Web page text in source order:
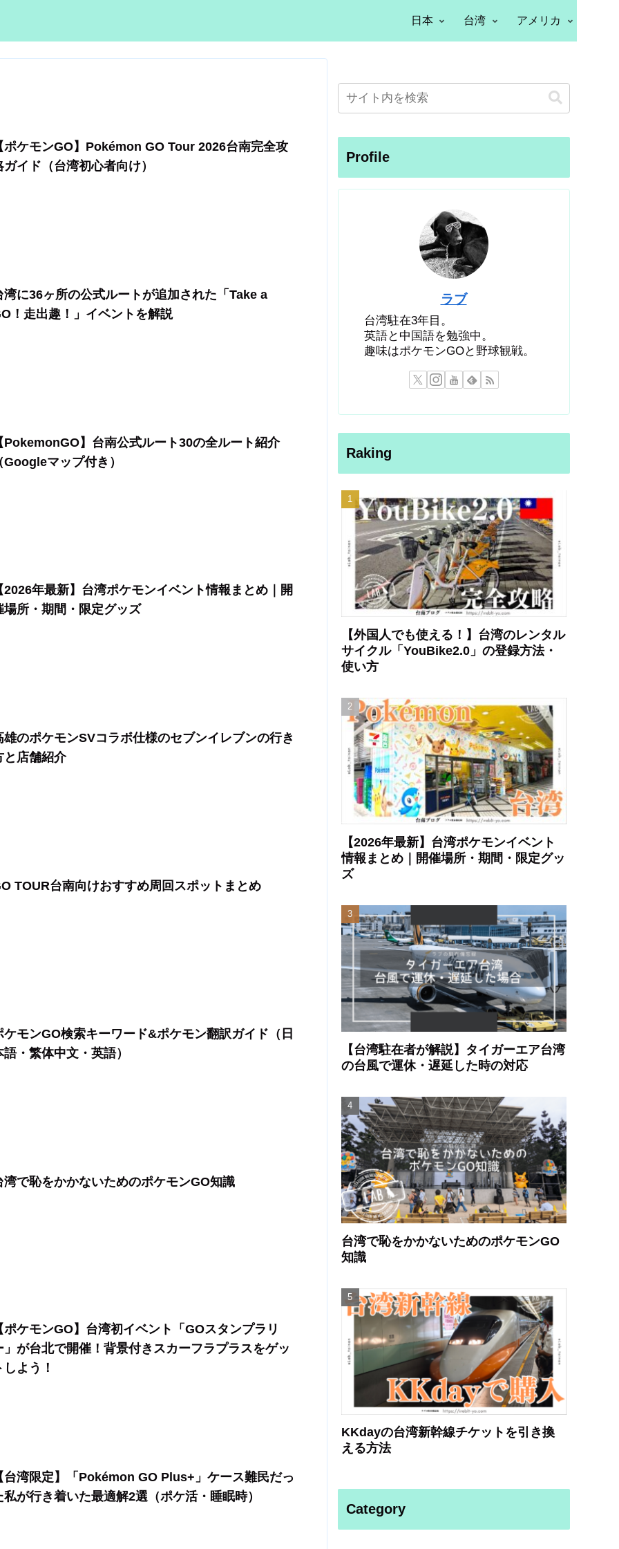
日本 台湾 アメリカ
ポケモンGO】Pokémon GO Tour 2026台南完全攻
ガイド（台湾初心者向け）
湾に36ヶ所の公式ルートが追加された「Take a
！走出趣！」イベントを解説
PokemonGO】台南公式ルート30の全ルート紹介
Googleマップ付き）
2026年最新】台湾ポケモンイベント情報まとめ｜開
場所・期間・限定グッズ
雄のポケモンSVコラボ仕様のセブンイレブンの行き
と店舗紹介
TOUR台南向けおすすめ周回スポットまとめ
ケモンGO検索キーワード&ポケモン翻訳ガイド（日
語・繁体中文・英語）
湾で恥をかかないためのポケモンGO知識
ポケモンGO】台湾初イベント「GOスタンプラリ
」が台北で開催！背景付きスカーフラプラスをゲッ
しよう！
台湾限定】「Pokémon GO Plus+」ケース難民だっ
私が行き着いた最適解2選（ポケ活・睡眠時）
Profile
ラブ
台湾駐在3年目。
英語と中国語を勉強中。
趣味はポケモンGOと野球観戦。
Raking
【外国人でも使える！】台湾のレンタル
サイクル「YouBike2.0」の登録方法・
使い方
【2026年最新】台湾ポケモンイベント
情報まとめ｜開催場所・期間・限定グッ
ズ
【台湾駐在者が解説】タイガーエア台湾
の台風で運休・遅延した時の対応
台湾で恥をかかないためのポケモンGO
知識
KKdayの台湾新幹線チケットを引き換
える方法
Category